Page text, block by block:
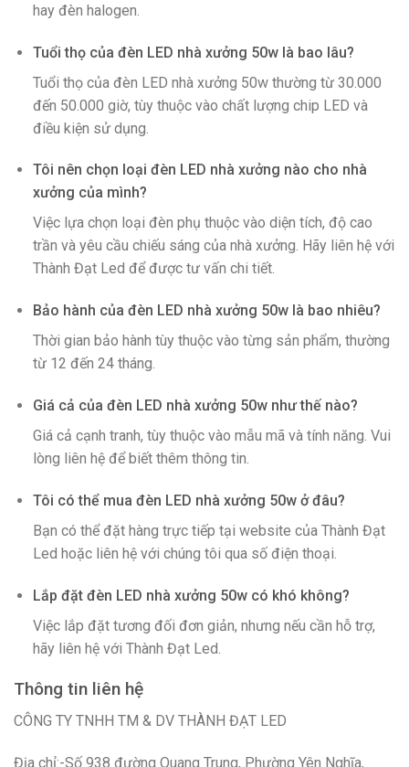
hay đèn halogen.
Tuổi thọ của đèn LED nhà xưởng 50w là bao lâu?
Tuổi thọ của đèn LED nhà xưởng 50w thường từ 30.000
đến 50.000 giờ, tùy thuộc vào chất lượng chip LED và
điều kiện sử dụng.
Tôi nên chọn loại đèn LED nhà xưởng nào cho nhà
xưởng của mình?
Việc lựa chọn loại đèn phụ thuộc vào diện tích, độ cao
trần và yêu cầu chiếu sáng của nhà xưởng. Hãy liên hệ với
Thành Đạt Led để được tư vấn chi tiết.
Bảo hành của đèn LED nhà xưởng 50w là bao nhiêu?
Thời gian bảo hành tùy thuộc vào từng sản phẩm, thường
từ 12 đến 24 tháng.
Giá cả của đèn LED nhà xưởng 50w như thế nào?
Giá cả cạnh tranh, tùy thuộc vào mẫu mã và tính năng. Vui
lòng liên hệ để biết thêm thông tin.
Tôi có thể mua đèn LED nhà xưởng 50w ở đâu?
Bạn có thể đặt hàng trực tiếp tại website của Thành Đạt
Led hoặc liên hệ với chúng tôi qua số điện thoại.
Lắp đặt đèn LED nhà xưởng 50w có khó không?
Việc lắp đặt tương đối đơn giản, nhưng nếu cần hỗ trợ,
hãy liên hệ với Thành Đạt Led.
Thông tin liên hệ
CÔNG TY TNHH TM & DV THÀNH ĐẠT LED
Địa chỉ:-Số 938 đường Quang Trung, Phường Yên Nghĩa,